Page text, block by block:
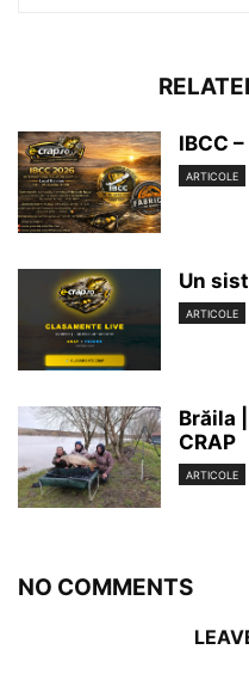
IBCC
ARTICOLE
Un
ARTICOLE
Brăila
CRAP
ARTICOLE
NO COMMENTS